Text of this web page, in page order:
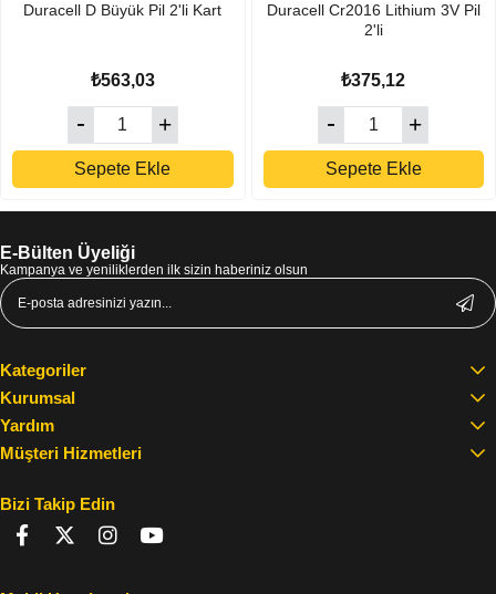
Duracell D Büyük Pil 2'li Kart
₺563,03
Sepete Ekle
Duracell Cr2016 Lithium 3V Pil
2'li
₺375,12
Sepete Ekle
E-Bülten Üyeliği
Kampanya ve yeniliklerden ilk sizin haberiniz olsun
Kategoriler
Kurumsal
Yardım
Müşteri Hizmetleri
Bizi Takip Edin